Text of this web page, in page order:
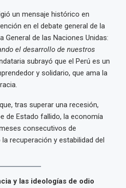
un mensaje histórico en
en el debate general de la
General de las Naciones Unidas:
el desarrollo de nuestros
subrayó que el Perú es un
y solidario, que ama la
tras superar una recesión,
de Estado fallido, la economía
consecutivos de
recuperación y estabilidad del
y las ideologías de odio